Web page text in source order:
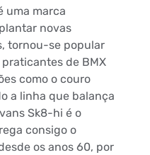
uma marca
novas
tornou-se popular
de BMX
como o couro
a linha que balança
Sk8-hi é o
consigo o
os anos 60, por